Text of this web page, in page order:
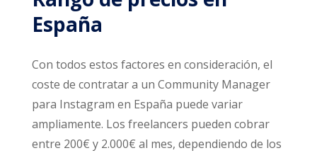
España
Con todos estos factores en consideración, el
coste de contratar a un Community Manager
para Instagram en España puede variar
ampliamente. Los freelancers pueden cobrar
entre 200€ y 2.000€ al mes, dependiendo de los